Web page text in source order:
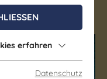
erfahren
Datenschutz